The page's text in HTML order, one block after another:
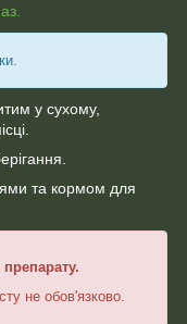
у сухому,
та кормом для
препарату.
не обов'язково.